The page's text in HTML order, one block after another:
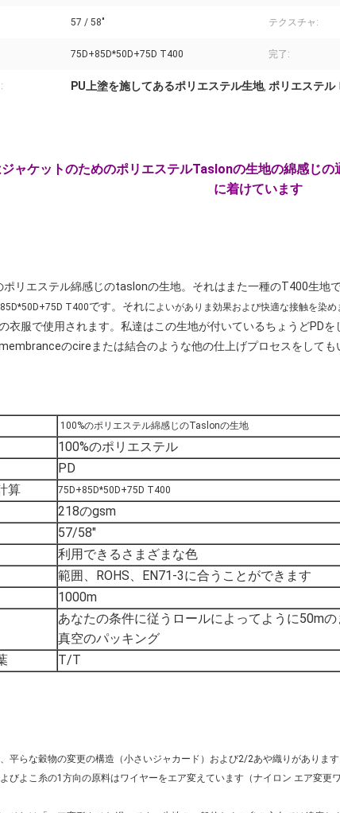
57 / 58" テクスチャ:
75D+85D*50D+75D T400 完了:
PU上塗を施してあるポリエステル生地, ポリエステル
ャケットのためのポリエステルTaslonの生地の綿感じ
に着けています
ポリエステル綿感じのtaslonの生地。それはまた一種のT400生地
T400です。それによいがありま効果および快適な接触を染め
衣服で使用されます。私達はこの生地が付いているちょうどPD
のcireまたは結合のような他の仕上げプロセスをしても
100%のポリエステル綿感じのTaslonの生地
100%のポリエステル
PD
算
75D+85D*50D+75D T400
218のgsm
57/58"
利用できるさまざまな色
範囲、ROHS、EN71-3に合うことができます
1000m
あなたの条件に従うロールによってように50mの
真空のパッキング
T/T
平らな穀物の変更の構造（小さいジャカード）および2/2あや織りがありま
びよこ糸の1方向の原料はワイヤーをエア変えています（ナイロン エア変更